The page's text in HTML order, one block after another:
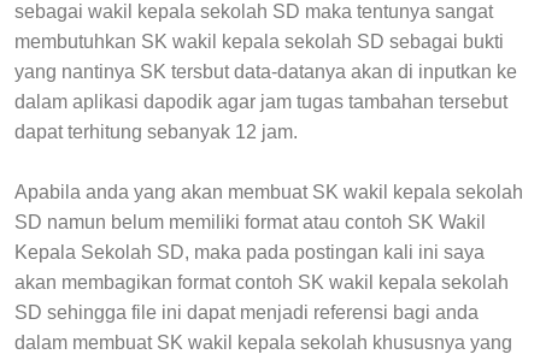
sebagai wakil kepala sekolah SD maka tentunya sangat
membutuhkan SK wakil kepala sekolah SD sebagai bukti
yang nantinya SK tersbut data-datanya akan di inputkan ke
dalam aplikasi dapodik agar jam tugas tambahan tersebut
dapat terhitung sebanyak 12 jam.
Apabila anda yang akan membuat SK wakil kepala sekolah
SD namun belum memiliki format atau contoh SK Wakil
Kepala Sekolah SD, maka pada postingan kali ini saya
akan membagikan format contoh SK wakil kepala sekolah
SD sehingga file ini dapat menjadi referensi bagi anda
dalam membuat SK wakil kepala sekolah khususnya yang